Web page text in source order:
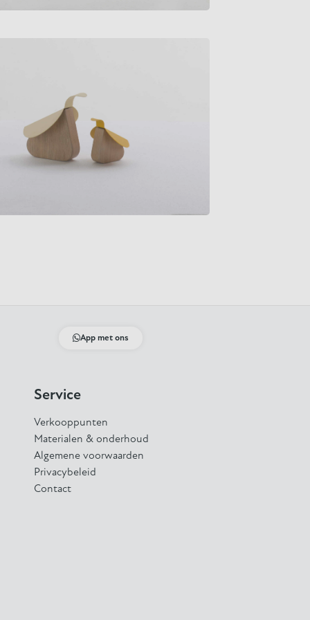
App met ons
Service
Verkooppunten
Materialen & onderhoud
Algemene voorwaarden
Privacybeleid
Contact